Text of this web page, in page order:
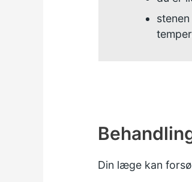
Din læge kan